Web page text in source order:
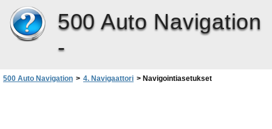
500 Auto Navigation
-
500 Auto Navigation > 4. Navigaattori > Navigointiasetukset